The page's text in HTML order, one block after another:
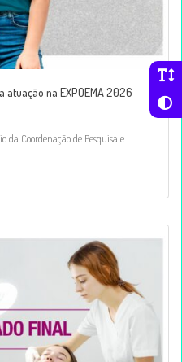
na EXPOEMA 2026
da Coordenação de Pesquisa e